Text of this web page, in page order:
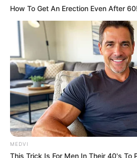
GLYCOGEN SUPPORT
$20k In Accumulated Debt?
How To Get An Erection Even After 60!
MEDVI
This Trick Is For Men In Their 40's To